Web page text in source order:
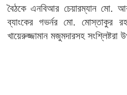
বৈঠকে এনবিআর চেয়ারম্যান মো.
ব্যাংকের গভর্নর মো. মোস্তাকুর
খায়েরুজ্জামান মজুমদারসহ সংশ্লিষ্টরা